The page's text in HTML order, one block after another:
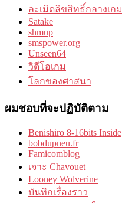
ละเมิดลิขสิทธิ์กลางเกม
Satake
shmup
smspower.org
Unseen64
วิดีโอเกม
โลกของศาสนา
ผมชอบที่จะปฏิบัติตาม
Benishiro 8-16bits Inside
bobdupneu.fr
Famicomblog
เจาะ Chavouet
Looney Wolverine
บันทึกเรื่องราว